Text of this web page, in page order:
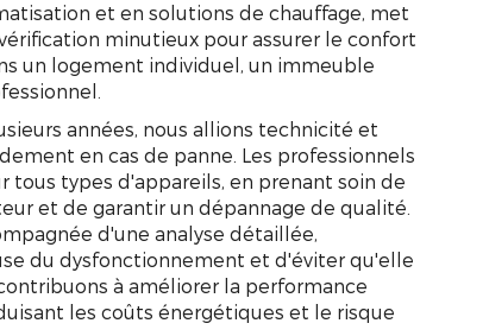
et en solutions de chauffage, met
minutieux pour assurer le confort
un logement individuel, un immeuble
années, nous allions technicité et
en cas de panne. Les professionnels
tous types d'appareils, en prenant soin de
et de garantir un dépannage de qualité.
d'une analyse détaillée,
du dysfonctionnement et d'éviter qu'elle
à améliorer la performance
les coûts énergétiques et le risque